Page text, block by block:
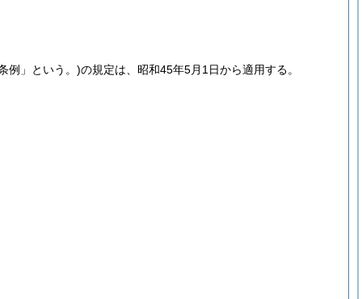
例」という。)の規定は、昭和45年5月1日から適用する。